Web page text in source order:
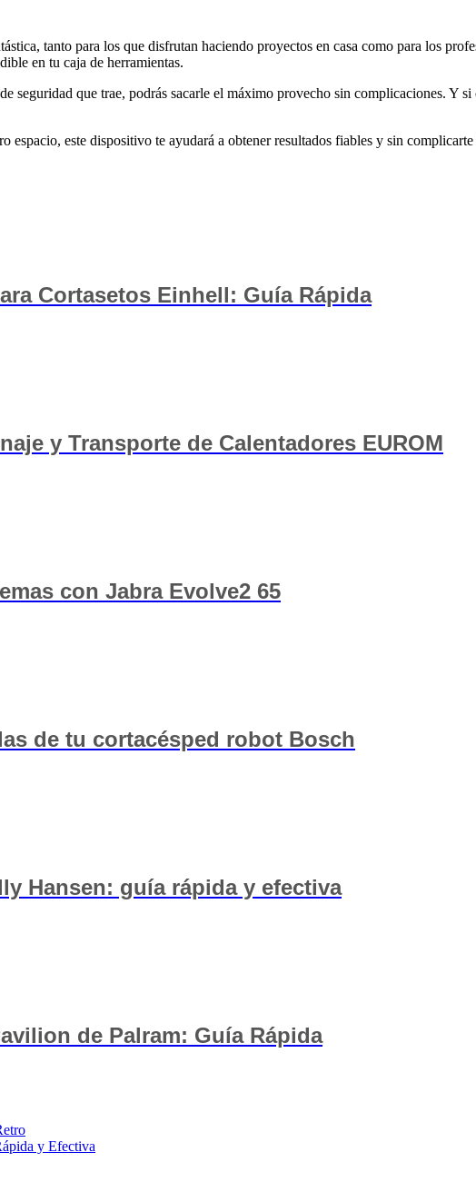
tanto para los que disfrutan haciendo proyectos en casa como para los
en tu caja de herramientas.
seguridad que trae, podrás sacarle el máximo provecho sin complicaciones. Y
espacio, este dispositivo te ayudará a obtener resultados fiables y sin
Cortasetos Einhell: Guía Rápida
y Transporte de Calentadores EUROM
con Jabra Evolve2 65
de tu cortacésped robot Bosch
Hansen: guía rápida y efectiva
de Palram: Guía Rápida
y Efectiva